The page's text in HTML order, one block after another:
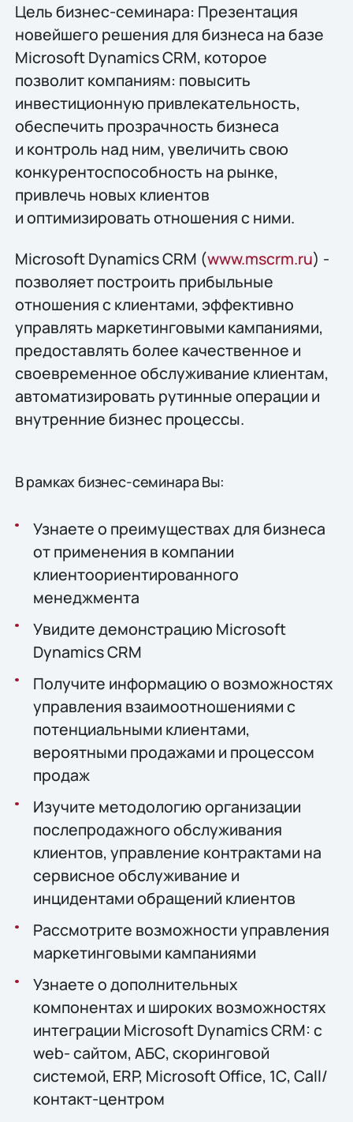
Цель бизнес-семинара: Презентация
новейшего решения для бизнеса на базе
Microsoft Dynamics CRM, которое
позволит компаниям: повысить
инвестиционную привлекательность,
обеспечить прозрачность бизнеса
и контроль над ним, увеличить свою
конкурентоспособность на рынке,
привлечь новых клиентов
и оптимизировать отношения с ними.
Microsoft Dynamics CRM (www.mscrm.ru) -
позволяет построить прибыльные
отношения с клиентами, эффективно
управлять маркетинговыми кампаниями,
предоставлять более качественное и
своевременное обслуживание клиентам,
автоматизировать рутинные операции и
внутренние бизнес процессы.
В рамках бизнес-семинара Вы:
Узнаете о преимуществах для бизнеса
от применения в компании
клиентоориентированного
менеджмента
Увидите демонстрацию Microsoft
Dynamics CRM
Получите информацию о возможностях
управления взаимоотношениями с
потенциальными клиентами,
вероятными продажами и процессом
продаж
Изучите методологию организации
послепродажного обслуживания
клиентов, управление контрактами на
сервисное обслуживание и
инцидентами обращений клиентов
Рассмотрите возможности управления
маркетинговыми кампаниями
Узнаете о дополнительных
компонентах и широких возможностях
интеграции Microsoft Dynamics CRM: с
web- сайтом, АБС, скоринговой
системой, ERP, Microsoft Office, 1С, Call/
контакт-центром